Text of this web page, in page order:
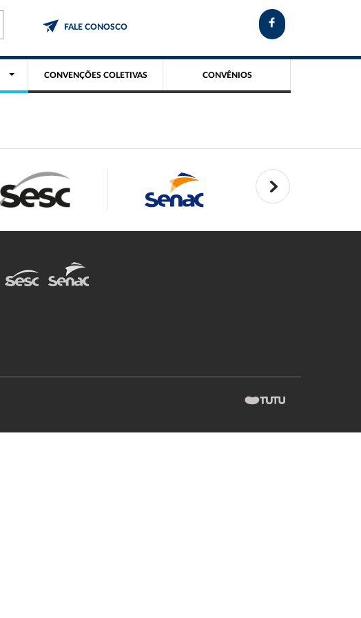
FALE CONOSCO
CONVENÇÕES COLETIVAS CONVÊNIOS